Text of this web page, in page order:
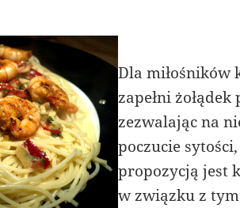
Dla miłośników
zapełni żołądek
zezwalając na
poczucie
propozycją jest
w związku z